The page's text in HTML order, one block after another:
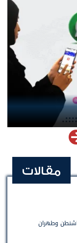
مقالات
وطهران